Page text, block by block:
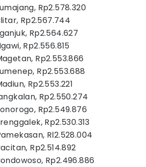
Rp2.578.320
Rp2.567.744
Rp2.564.627
Rp2.556.815
Rp2.553.866
Rp2.553.688
Rp2.553.221
Rp2.550.274
Rp2.549.876
Rp2.530.313
Rl2.528.004
Rp2.514.892
Rp2.496.886